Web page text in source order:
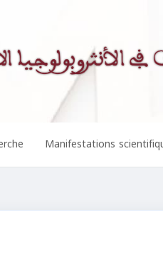
Manifestations